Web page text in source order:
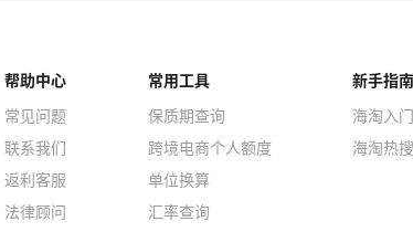
帮助中心
常见问题
联系我们
返利客服
法律顾问
常用工具
保质期查询
跨境电商个人额度
单位换算
汇率查询
新手指南
海淘入门
海淘热搜